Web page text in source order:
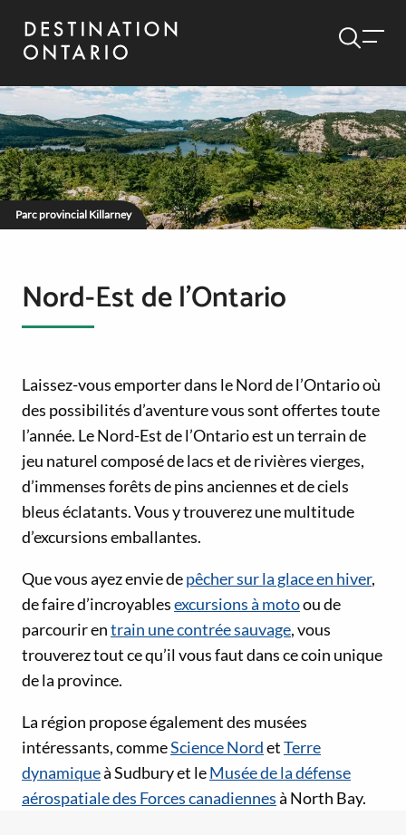
Parc provincial Killarney
Nord-Est de l’Ontario
Laissez-vous emporter dans le Nord de l’Ontario où
des possibilités d’aventure vous sont offertes toute
l’année. Le Nord-Est de l’Ontario est un terrain de
jeu naturel composé de lacs et de rivières vierges,
d’immenses forêts de pins anciennes et de ciels
bleus éclatants. Vous y trouverez une multitude
d’excursions emballantes.
Que vous ayez envie depêcher sur la glace en hiver,
de faire d’incroyablesexcursions à motoou de
parcourir entrain une contrée sauvage, vous
trouverez tout ce qu’il vous faut dans ce coin unique
de la province.
La région propose également des musées
intéressants, commeScience NordetTerre
dynamiqueà Sudbury et leMusée de la défense
aérospatiale des Forces canadiennesà North Bay.